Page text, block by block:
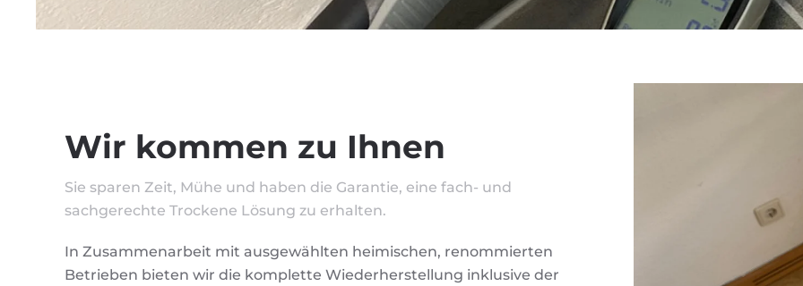
Wir kommen zu Ihnen
Sie sparen Zeit, Mühe und haben die Garantie, eine fach- und
sachgerechte Trockene Lösung zu erhalten.
In Zusammenarbeit mit ausgewählten heimischen, renommierten
Betrieben bieten wir die komplette Wiederherstellung inklusive der